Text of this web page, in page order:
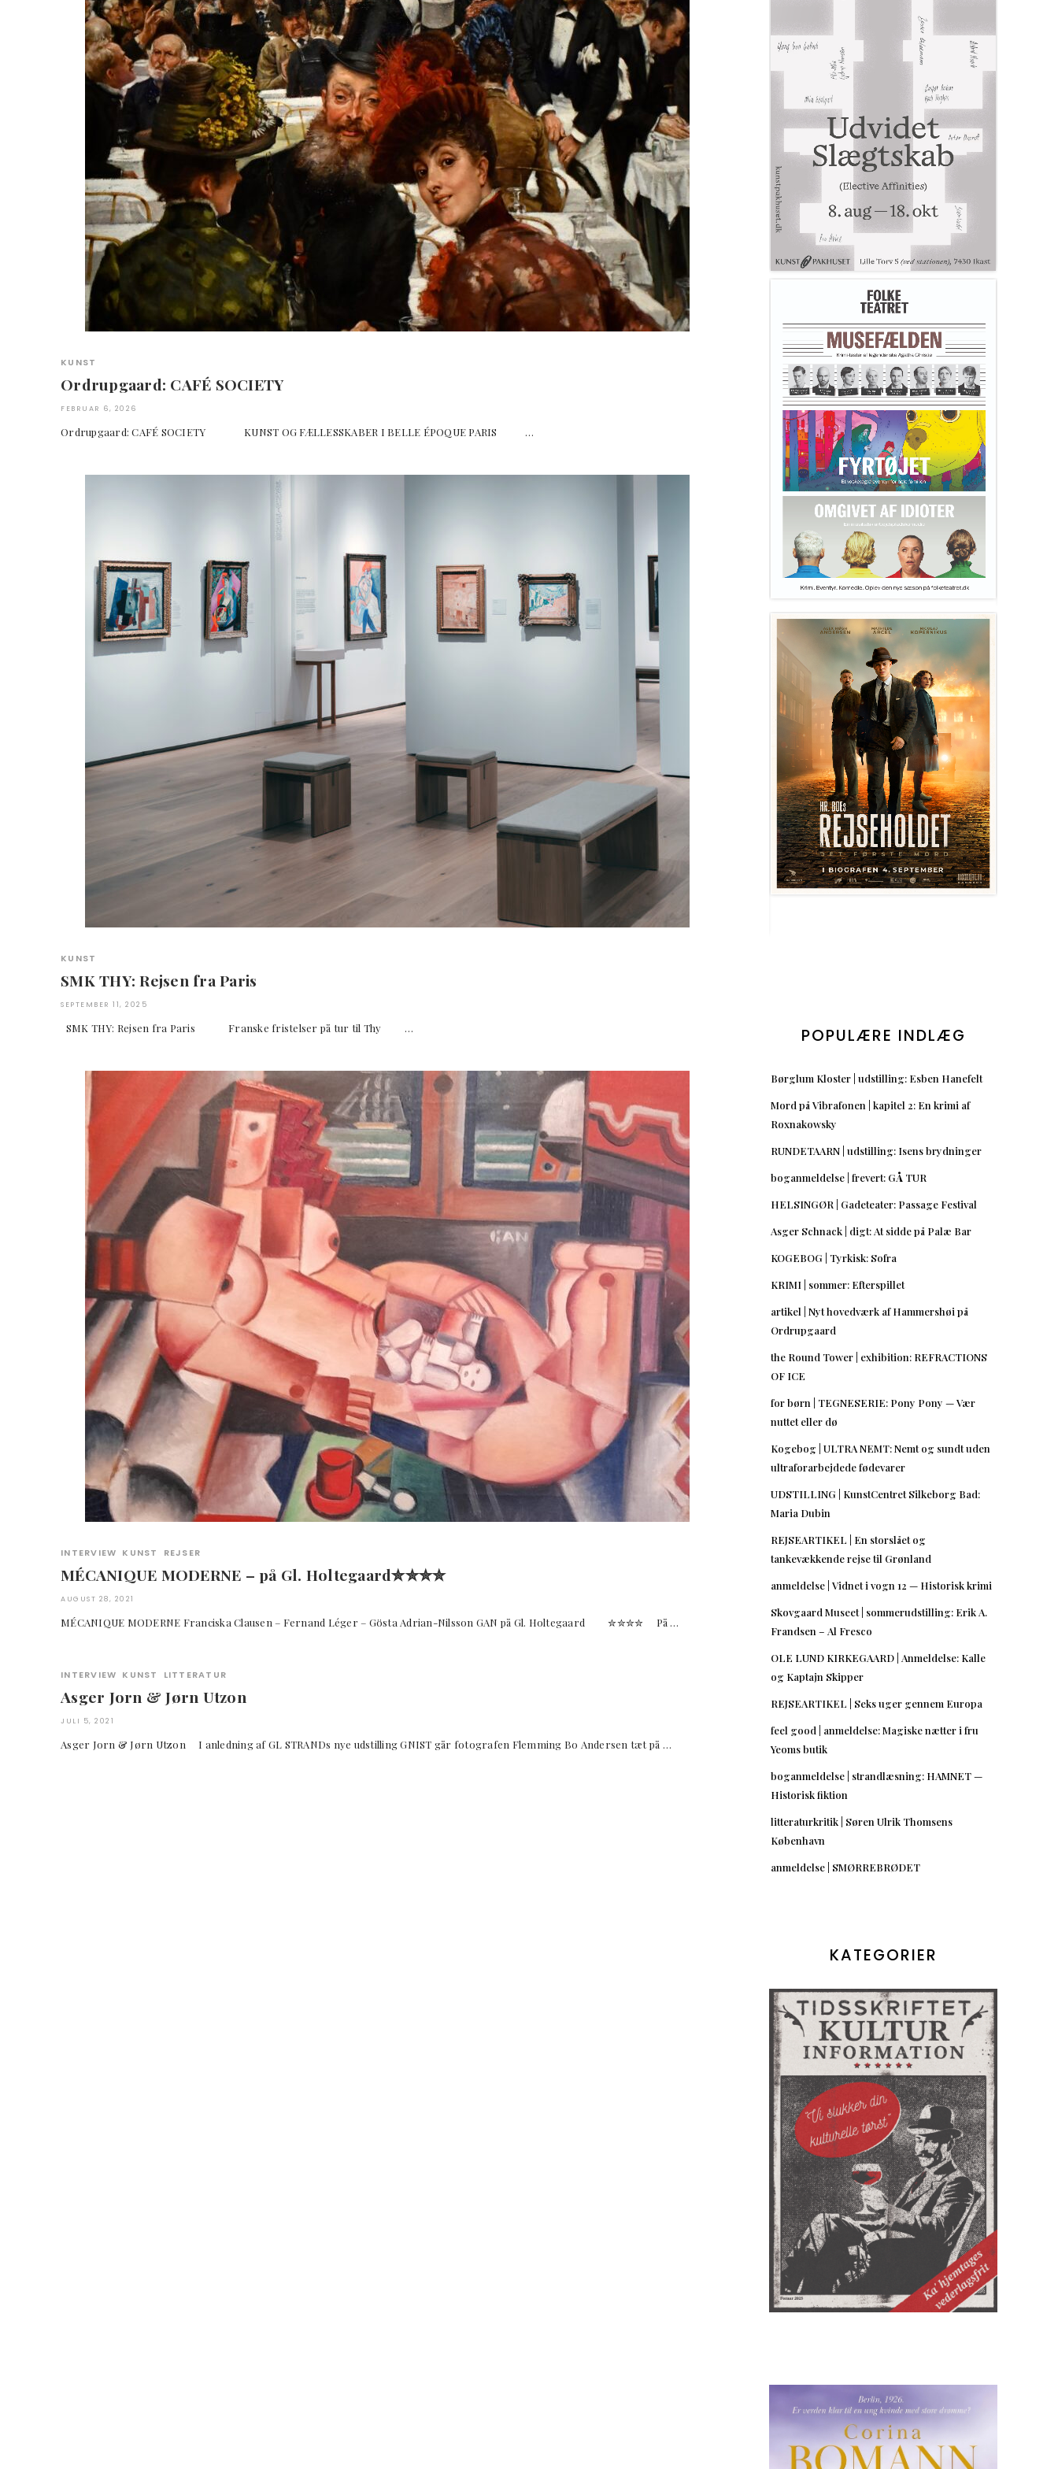
KUNST
Ordrupgaard: CAFÉ SOCIETY
FEBRUAR 6, 2026
Ordrupgaard: CAFÉ SOCIETY KUNST OG FÆLLESSKABER I BELLE ÉPOQUE PARIS …
KUNST
SMK THY: Rejsen fra Paris
SEPTEMBER 11, 2025
SMK THY: Rejsen fra Paris Franske fristelser på tur til Thy …
INTERVIEW KUNST REJSER
MÉCANIQUE MODERNE – på Gl. Holtegaard✮✮✮✮
AUGUST 28, 2021
MÉCANIQUE MODERNE Franciska Clausen – Fernand Léger – Gösta Adrian-Nilsson GAN på Gl. Holtegaard ✮✮✮✮ På …
INTERVIEW KUNST LITTERATUR
Asger Jorn & Jørn Utzon
JULI 5, 2021
Asger Jorn & Jørn Utzon I anledning af GL STRANDs nye udstilling GNIST går fotografen Flemming Bo Andersen tæt på …
POPULÆRE INDLÆG
Børglum Kloster | udstilling: Esben Hanefelt
Mord på Vibrafonen | kapitel 2: En krimi af
Roxnakowsky
RUNDETAARN | udstilling: Isens brydninger
boganmeldelse | frevert: GÅ TUR
HELSINGØR | Gadeteater: Passage Festival
Asger Schnack | digt: At sidde på Palæ Bar
KOGEBOG | Tyrkisk: Sofra
KRIMI | sommer: Efterspillet
artikel | Nyt hovedværk af Hammershøi på
Ordrupgaard
the Round Tower | exhibition: REFRACTIONS
OF ICE
for børn | TEGNESERIE: Pony Pony — Vær
nuttet eller dø
Kogebog | ULTRA NEMT: Nemt og sundt uden
ultraforarbejdede fødevarer
UDSTILLING | KunstCentret Silkeborg Bad:
Maria Dubin
REJSEARTIKEL | En storslået og
tankevækkende rejse til Grønland
anmeldelse | Vidnet i vogn 12 — Historisk krimi
Skovgaard Museet | sommerudstilling: Erik A.
Frandsen – Al Fresco
OLE LUND KIRKEGAARD | Anmeldelse: Kalle
og Kaptajn Skipper
REJSEARTIKEL | Seks uger gennem Europa
feel good | anmeldelse: Magiske nætter i fru
Yeoms butik
boganmeldelse | strandlæsning: HAMNET —
Historisk fiktion
litteraturkritik | Søren Ulrik Thomsens
København
anmeldelse | SMØRREBRØDET
KATEGORIER